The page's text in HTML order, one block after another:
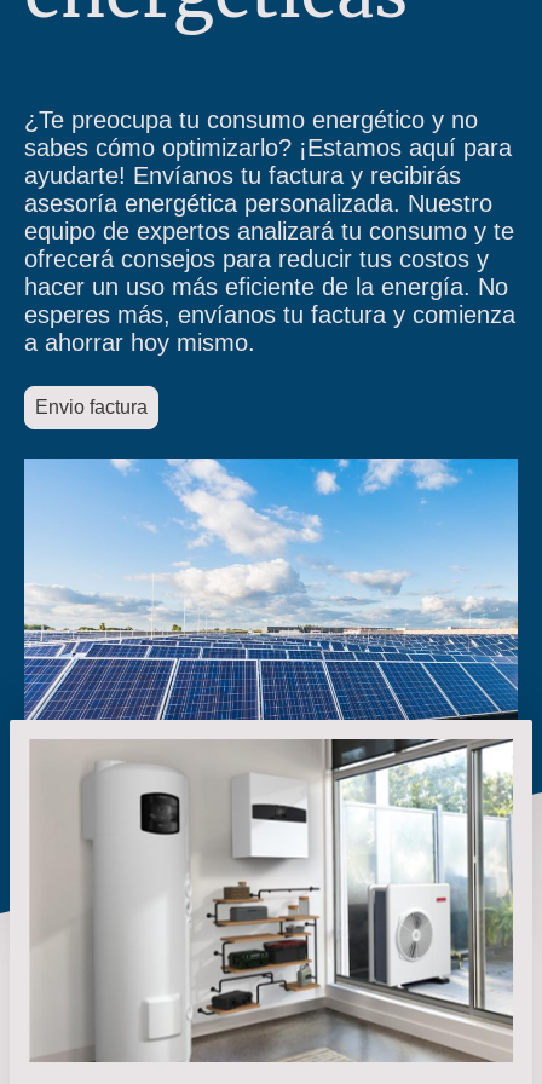
¿Te preocupa tu consumo energético y no
sabes cómo optimizarlo? ¡Estamos aquí para
ayudarte! Envíanos tu factura y recibirás
asesoría energética personalizada. Nuestro
equipo de expertos analizará tu consumo y te
ofrecerá consejos para reducir tus costos y
hacer un uso más eficiente de la energía. No
esperes más, envíanos tu factura y comienza
a ahorrar hoy mismo.
Envio factura